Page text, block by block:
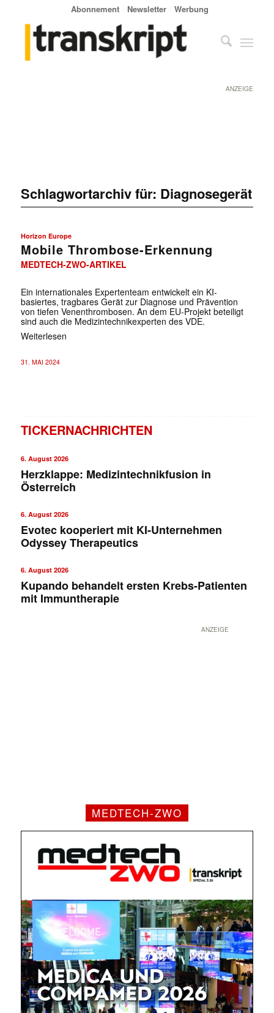
Abonnement Newsletter Werbung
ANZEIGE
Schlagwortarchiv für: Diagnosegerät
Horizon Europe
Mobile Thrombose-Erkennung
MEDTECH-ZWO-ARTIKEL
Ein internationales Expertenteam entwickelt ein KI-
basiertes, tragbares Gerät zur Diagnose und Prävention
von tiefen Venenthrombosen. An dem EU-Projekt beteiligt
sind auch die Medizintechnikexperten des VDE.
Weiterlesen
31. MAI 2024
TICKERNACHRICHTEN
6. August 2026
Herzklappe: Medizintechnikfusion in
Österreich
6. August 2026
Evotec kooperiert mit KI-Unternehmen
Odyssey Therapeutics
6. August 2026
Kupando behandelt ersten Krebs-Patienten
mit Immuntherapie
ANZEIGE
MEDTECH-ZWO